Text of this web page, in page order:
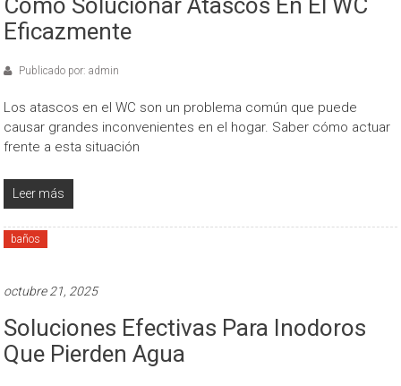
Cómo Solucionar Atascos En El WC
Eficazmente
Publicado por: admin
Los atascos en el WC son un problema común que puede
causar grandes inconvenientes en el hogar. Saber cómo actuar
frente a esta situación
Leer más
baños
octubre 21, 2025
Soluciones Efectivas Para Inodoros
Que Pierden Agua